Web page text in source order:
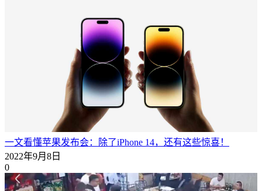
一文看懂苹果发布会：除了iPhone 14，还有这些惊喜！
2022年9月8日
0